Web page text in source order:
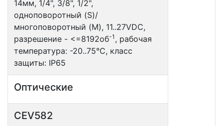
14мм, 1/4", 3/8", 1/2",
одноповоротный (S)/
многоповоротный (M), 11..27VDC,
разрешение - <=8192об-1 , рабочая
температура: -20..75°С, класс
защиты: IP65
Оптические
CEV582